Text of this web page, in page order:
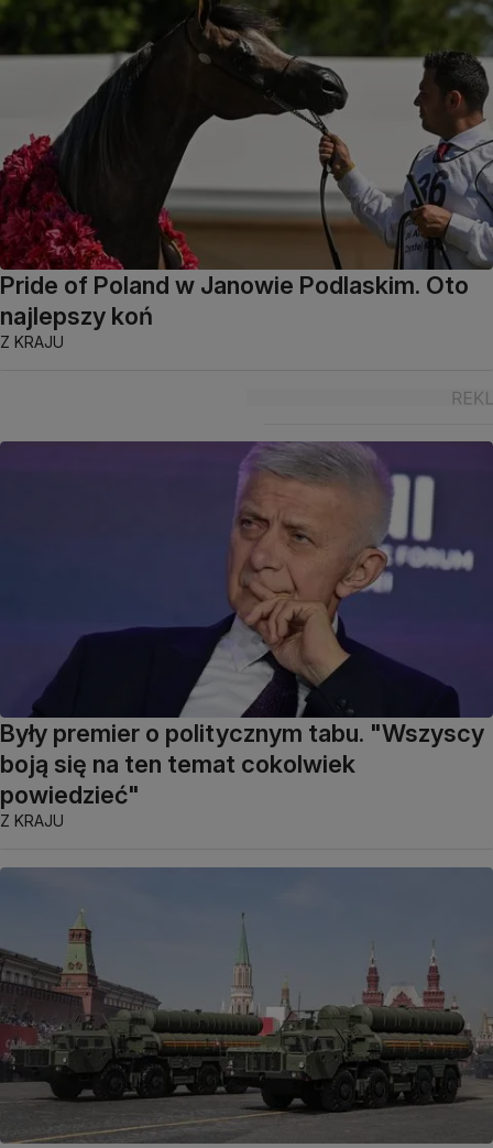
Pride of Poland w Janowie Podlaskim. Oto
najlepszy koń
Z KRAJU
Były premier o politycznym tabu. "Wszyscy
boją się na ten temat cokolwiek
powiedzieć"
Z KRAJU